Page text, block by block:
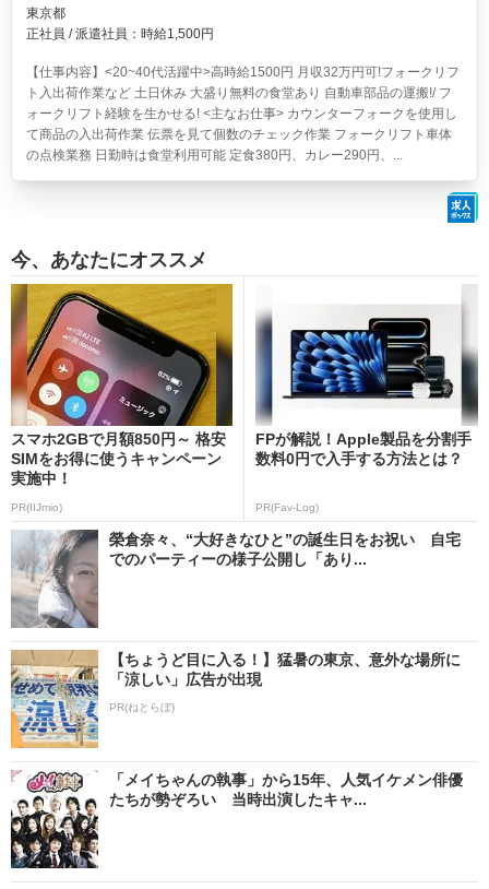
東京都
正社員 / 派遣社員：時給1,500円
【仕事内容】<20~40代活躍中>高時給1500円 月収32万円可!フォークリフ
ト入出荷作業など 土日休み 大盛り無料の食堂あり 自動車部品の運搬!/ フ
ォークリフト経験を生かせる! <主なお仕事> カウンターフォークを使用し
て商品の入出荷作業 伝票を見て個数のチェック作業 フォークリフト車体
の点検業務 日勤時は食堂利用可能 定食380円、カレー290円、...
今、あなたにオススメ
スマホ2GBで月額850円～ 格安
SIMをお得に使うキャンペーン
実施中！
PR(IIJmio)
FPが解説！Apple製品を分割手
数料0円で入手する方法とは？
PR(Fav-Log)
榮倉奈々、“大好きなひと”の誕生日をお祝い 自宅
でのパーティーの様子公開し「あり...
【ちょうど目に入る！】猛暑の東京、意外な場所に
「涼しい」広告が出現
PR(ねとらぼ)
「メイちゃんの執事」から15年、人気イケメン俳優
たちが勢ぞろい 当時出演したキャ...